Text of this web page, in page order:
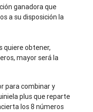
ganadora que
a su disposición la
quiere obtener,
mayor será la
para combinar y
plus que reparte
los 8 números